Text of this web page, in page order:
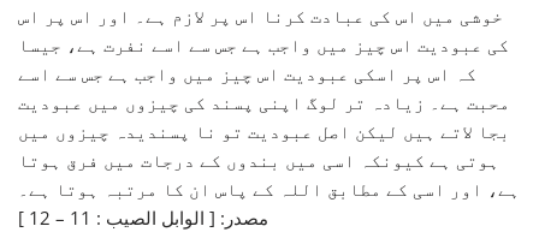
خوشی میں اس کی عبادت کرنا اس پر لازم ہے۔ اور اس پر اس
کی عبودیت اس چیز میں واجب ہے جس سے اسے نفرت ہے، جیسا
کہ اس پر اسکی عبودیت اس چیز میں واجب ہے جس سے اسے
محبت ہے۔ زیادہ تر لوگ اپنی پسند کی چیزوں میں عبودیت
بجا لاتے ہیں لیکن اصل عبودیت تو نا پسندیدہ چیزوں میں
ہوتی ہے کیونکہ اسی میں بندوں کے درجات میں فرق ہوتا
ہے، اور اسی کے مطابق اللہ کے پاس ان کا مرتبہ ہوتا ہے۔
مصدر: [ الوابل الصيب : 11 – 12 ]